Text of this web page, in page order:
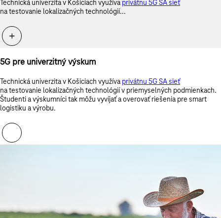
Technická univerzita v Košiciach využíva privátnu 5G SA sieť
na testovanie lokalizačných technológií...
5G pre univerzitný výskum
Technická univerzita v Košiciach využívaprivátnu 5G SA sieť
na testovanie lokalizačných technológií v priemyselných podmienkach.
Študenti a výskumníci tak môžu vyvíjať a overovať riešenia pre smart
logistiku a výrobu.